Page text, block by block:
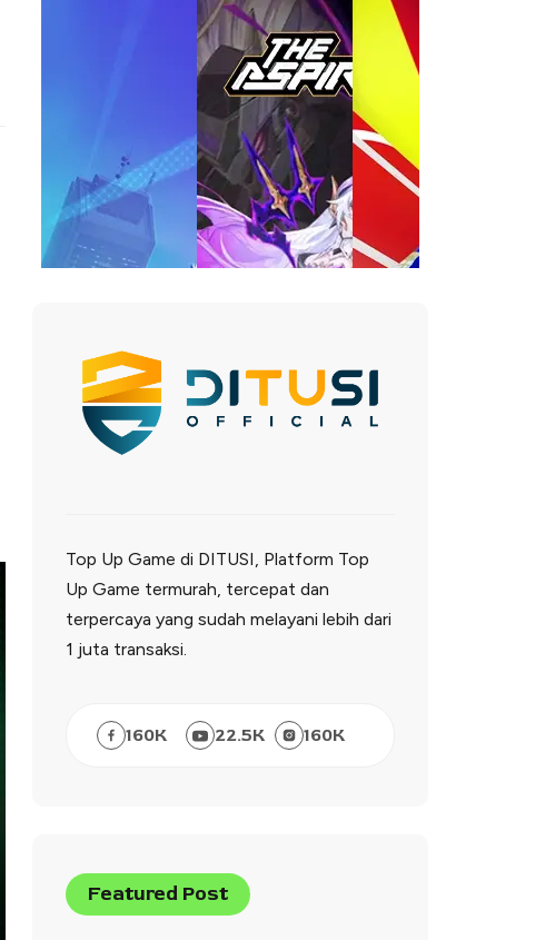
Top Up Game di DITUSI, Platform Top
Up Game termurah, tercepat dan
terpercaya yang sudah melayani lebih dari
1 juta transaksi.
160K 22.5K 160K
Featured Post